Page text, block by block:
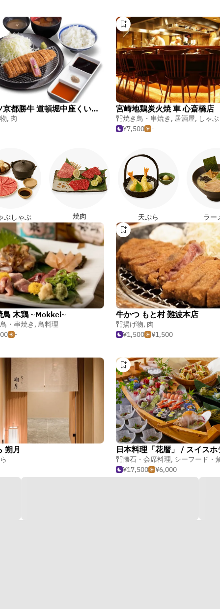
牛カツ京都勝牛 道頓堀中座くいだおれビル店
, 肉
宮崎地鶏炭火焼 車 心斎橋店
焼き鳥・串焼き , 居酒屋, しゃ
¥7,500
-
ぶしゃぶ 焼肉 天ぷら ラー
鳥 木鶏 ~Mokkei~
・串焼き , 鳥料理
-
牛かつ もと村 難波本店
揚げ物, 肉
¥1,500
¥1,500
朔月
懐石・会席料理, シーフード・魚介
¥17,500
¥6,000